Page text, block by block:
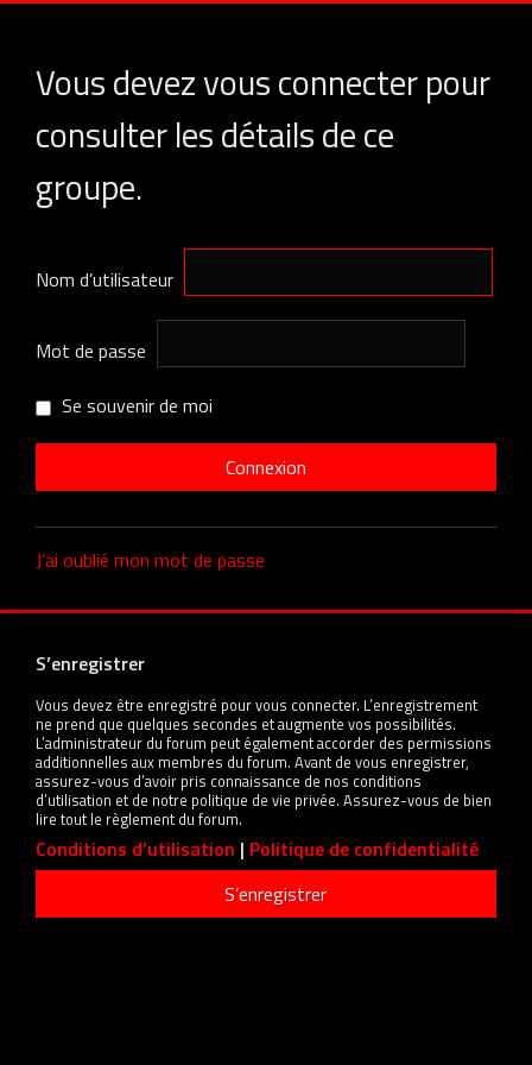
Vous devez vous connecter pour
consulter les détails de ce
groupe.
Nom d’utilisateur
Mot de passe
Se souvenir de moi
J’ai oublié mon mot de passe
S’enregistrer
Vous devez être enregistré pour vous connecter. L’enregistrement
ne prend que quelques secondes et augmente vos possibilités.
L’administrateur du forum peut également accorder des permissions
additionnelles aux membres du forum. Avant de vous enregistrer,
assurez-vous d’avoir pris connaissance de nos conditions
d’utilisation et de notre politique de vie privée. Assurez-vous de bien
lire tout le règlement du forum.
Conditions d’utilisation | Politique de confidentialité
S’enregistrer